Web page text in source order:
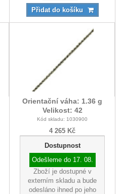
Přidat do košíku
Orientační váha: 1.36 g
Velikost: 42
Kód skladu: 1030900
4 265 Kč
Dostupnost
Odešleme do 17. 08.
Zboží je dostupné v
externím skladu a bude
odesláno ihned po jeho